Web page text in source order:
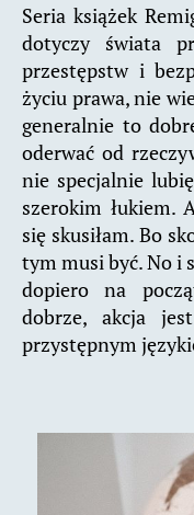
Seria książek
dotyczy świata
przestępstw i
życiu prawa, nie
generalnie to
oderwać od
nie specjalnie
szerokim łukiem.
się skusiłam. Bo
tym musi być. No i
dopiero na
dobrze, akcja
przystępnym